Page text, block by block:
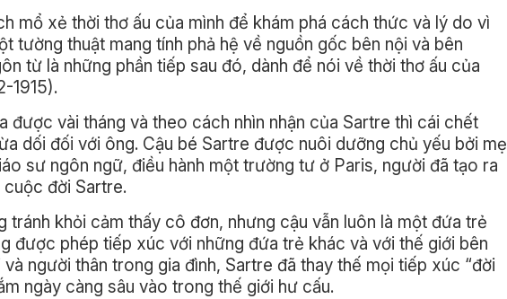
mổ xẻ thời thơ ấu của mình để khám phá cách thức và lý do vì
tường thuật mang tính phả hệ về nguồn gốc bên nội và bên
từ là những phần tiếp sau đó, dành để nói về thời thơ ấu của
1915).
được vài tháng và theo cách nhìn nhận của Sartre thì cái chết
dối đối với ông. Cậu bé Sartre được nuôi dưỡng chủ yếu bởi mẹ
sư ngôn ngữ, điều hành một trường tư ở Paris, người đã tạo ra
cuộc đời Sartre.
tránh khỏi cảm thấy cô đơn, nhưng cậu vẫn luôn là một đứa trẻ
được phép tiếp xúc với những đứa trẻ khác và với thế giới bên
người thân trong gia đình, Sartre đã thay thế mọi tiếp xúc “đời
ngày càng sâu vào trong thế giới hư cấu.